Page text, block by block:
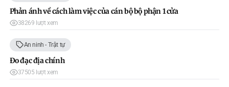
Phản ánh về cách làm việc của cán bộ bộ phận 1 cửa
38269 lượt xem
An ninh - Trật tự
Đo đạc địa chính
37505 lượt xem